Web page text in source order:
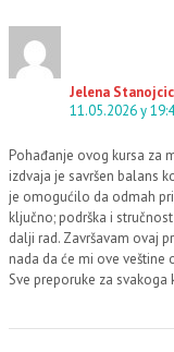
Jelena Stanojcic
11.05.2026 у
Pohađanje ovog kursa za
izdvaja je savršen balans
je omogućilo da odmah
ključno; podrška i
dalji rad. Završavam ovaj
nada da će mi ove
Sve preporuke za